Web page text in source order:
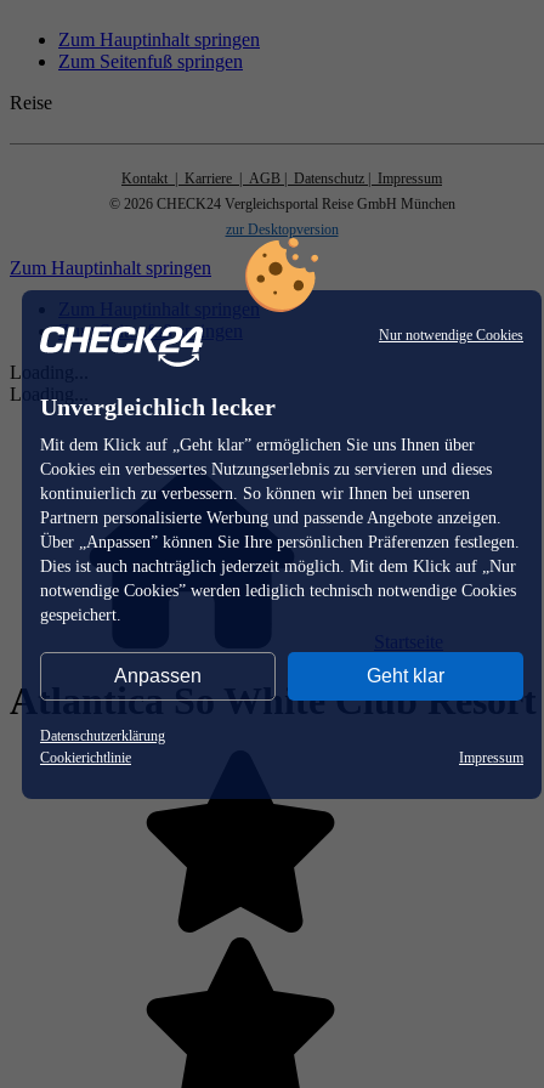
Nur notwendige Cookies
Unvergleichlich lecker
Mit dem Klick auf „Geht klar” ermöglichen Sie uns Ihnen über
Cookies ein verbessertes Nutzungserlebnis zu servieren und dieses
kontinuierlich zu verbessern. So können wir Ihnen bei unseren
Partnern personalisierte Werbung und passende Angebote anzeigen.
Über „Anpassen” können Sie Ihre persönlichen Präferenzen festlegen.
Dies ist auch nachträglich jederzeit möglich. Mit dem Klick auf „Nur
notwendige Cookies” werden lediglich technisch notwendige Cookies
gespeichert.
Anpassen Geht klar
Datenschutzerklärung
Cookierichtlinie
Impressum
Zum Hauptinhalt springen
Zum Seitenfuß springen
Reise
Kontakt | Karriere | AGB | Datenschutz
| Impressum
© 2026 CHECK24 Vergleichsportal Reise GmbH München
zur Desktopversion
Zum Hauptinhalt springen
Zum Hauptinhalt springen
Zum Seitenfuß springen
Loading...
Loading...
Atlantica So White Club Resort